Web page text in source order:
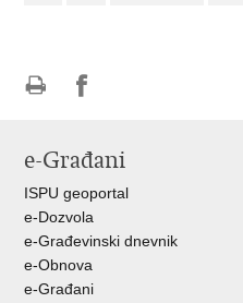
FacebookuTwitteru
e-Građani
ISPU geoportal
e-Dozvola
e-Građevinski dnevnik
e-Obnova
e-Građani